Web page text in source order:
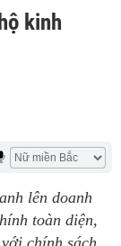
kinh
lên doanh
toàn diện,
chính sách